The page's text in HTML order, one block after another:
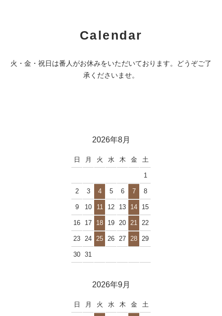
Calendar
火・金・祝日は番人がお休みをいただいております。どうぞご了
承くださいませ。
2026年8月
日 月 火 水 木 金 土
1
2 3 4 5 6 7 8
9 10 11 12 13 14 15
16 17 18 19 20 21 22
23 24 25 26 27 28 29
30 31
2026年9月
日 月 火 水 木 金 土